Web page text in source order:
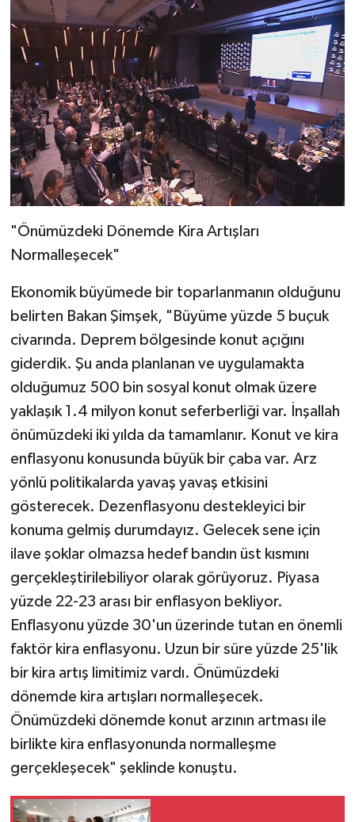
"Önümüzdeki Dönemde Kira Artışları
Normalleşecek"
Ekonomik büyümede bir toparlanmanın olduğunu
belirten Bakan Şimşek, "Büyüme yüzde 5 buçuk
civarında. Deprem bölgesinde konut açığını
giderdik. Şu anda planlanan ve uygulamakta
olduğumuz 500 bin sosyal konut olmak üzere
yaklaşık 1.4 milyon konut seferberliği var. İnşallah
önümüzdeki iki yılda da tamamlanır. Konut ve kira
enflasyonu konusunda büyük bir çaba var. Arz
yönlü politikalarda yavaş yavaş etkisini
gösterecek. Dezenflasyonu destekleyici bir
konuma gelmiş durumdayız. Gelecek sene için
ilave şoklar olmazsa hedef bandın üst kısmını
gerçekleştirilebiliyor olarak görüyoruz. Piyasa
yüzde 22-23 arası bir enflasyon bekliyor.
Enflasyonu yüzde 30'un üzerinde tutan en önemli
faktör kira enflasyonu. Uzun bir süre yüzde 25'lik
bir kira artış limitimiz vardı. Önümüzdeki
dönemde kira artışları normalleşecek.
Önümüzdeki dönemde konut arzının artması ile
birlikte kira enflasyonunda normalleşme
gerçekleşecek" şeklinde konuştu.